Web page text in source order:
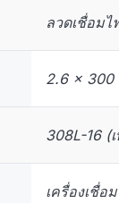
ลวดเชื่อมไ
2.6 x 300
308L-16 (
เครื่องเชื่อ